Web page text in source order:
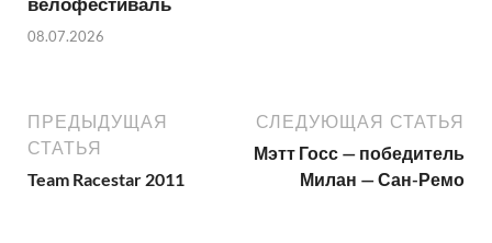
08.07.2026
ПРЕДЫДУЩАЯ
СТАТЬЯ
Team Racestar 2011
СЛЕДУЮЩАЯ СТАТЬЯ
Мэтт Госс — победитель
Милан — Сан-Ремо